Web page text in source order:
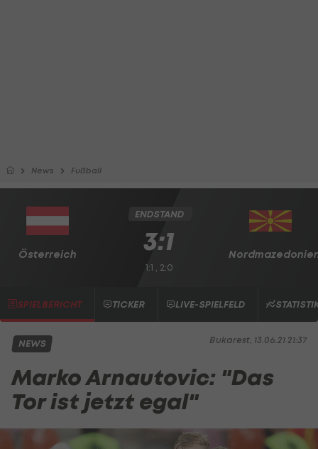
News Fußball
Österreich
ENDSTAND
3:1
1:1 , 2:0
SPIELBERICHT TICKER LIVE-SPIELFELD
Bukarest, 13.06.21 21:37
NEWS
Marko Arnautovic: "Das
Tor ist jetzt egal"